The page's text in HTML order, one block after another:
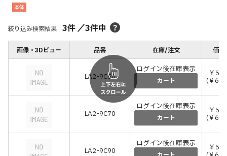
本体
絞り込み検索結果 3件／3件中
画像・3Dビュー 品番 在庫/注文 価格
LA2-9C50
ログイン後在庫表示
カート
￥
(￥
LA2-9C70
ログイン後在庫表示
カート
￥
(￥
LA2-9C90
ログイン後在庫表示 ￥